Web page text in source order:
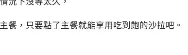
餐，只要點了主餐就能享用吃到飽的沙拉吧。